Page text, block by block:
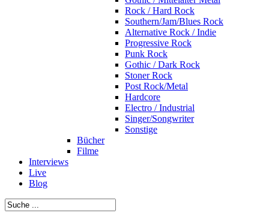
Rock / Hard Rock
Southern/Jam/Blues Rock
Alternative Rock / Indie
Progressive Rock
Punk Rock
Gothic / Dark Rock
Stoner Rock
Post Rock/Metal
Hardcore
Electro / Industrial
Singer/Songwriter
Sonstige
Bücher
Filme
Interviews
Live
Blog